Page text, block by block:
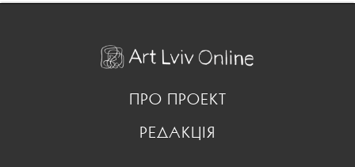
ПРО ПРОЕКТ
РЕДАКЦІЯ